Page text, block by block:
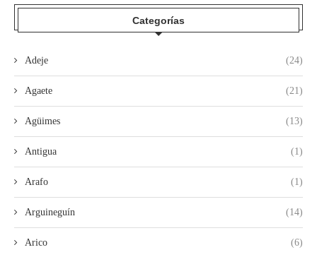
Categorías
Adeje (24)
Agaete (21)
Agüimes (13)
Antigua (1)
Arafo (1)
Arguineguín (14)
Arico (6)